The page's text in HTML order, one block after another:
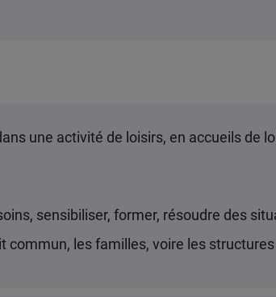
une activité de loisirs, en accueils de
sensibiliser, former, résoudre des
les familles, voire les structures